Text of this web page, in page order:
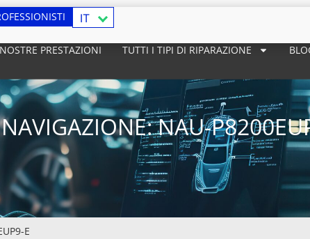
IT
PRESTAZIONI TUTTI I TIPI DI RIPARAZIONE
NAU-
E